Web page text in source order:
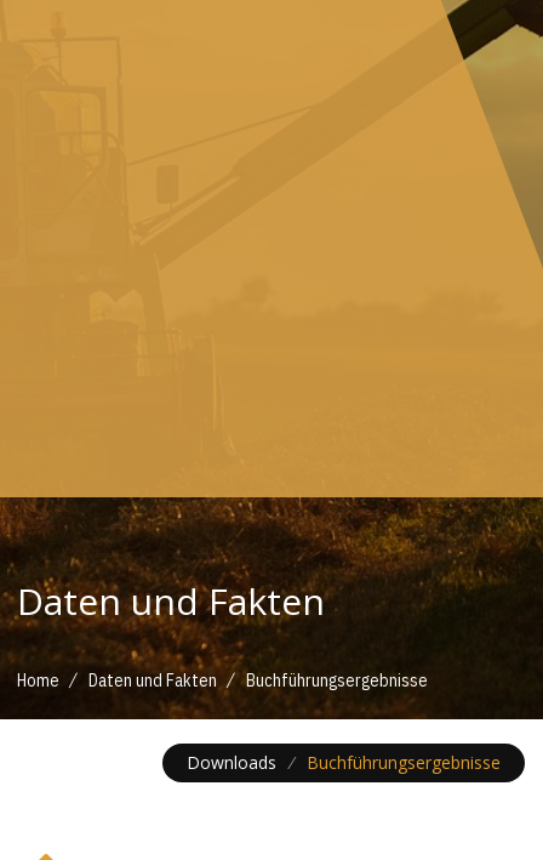
Daten und Fakten
Home / Daten und Fakten / Buchführungsergebnisse
Downloads / Buchführungsergebnisse